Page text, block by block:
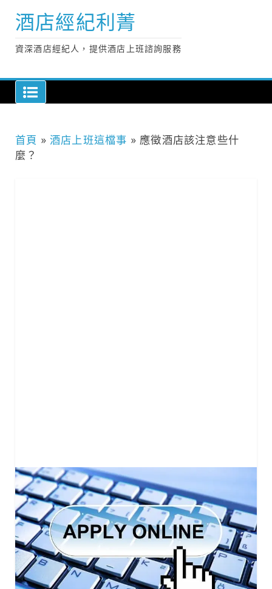
content
酒店經紀利菁
資深酒店經紀人，提供酒店上班諮詢服務
首頁 »酒店上班這檔事 » 應徵酒店該注意些什
麼？